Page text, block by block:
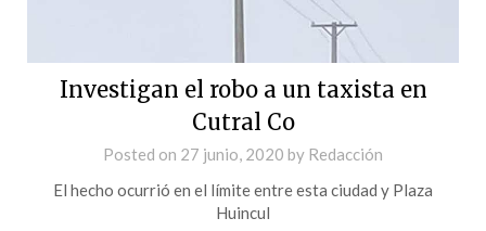
Investigan el robo a un taxista en
Cutral Co
Posted on 27 junio, 2020 by Redacción
El hecho ocurrió en el límite entre esta ciudad y Plaza
Huincul